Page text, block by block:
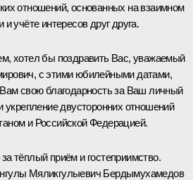
отношений, основанных на взаимном
учёте интересов друг друга.
хотел бы поздравить Вас, уважаемый
с этими юбилейными датами,
свою благодарность за Ваш личный
укрепление двусторонних отношений
и Российской Федерацией.
тёплый приём и гостеприимство.
Мяликгулыевич Бердымухамедов